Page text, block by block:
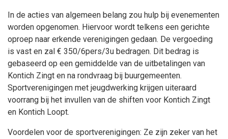
In de acties van algemeen belang zou hulp bij evenementen
worden opgenomen. Hiervoor wordt telkens een gerichte
oproep naar erkende verenigingen gedaan. De vergoeding
is vast en zal € 350/6pers/3u bedragen. Dit bedrag is
gebaseerd op een gemiddelde van de uitbetalingen van
Kontich Zingt en na rondvraag bij buurgemeenten.
Sportverenigingen met jeugdwerking krijgen uiteraard
voorrang bij het invullen van de shiften voor Kontich Zingt
en Kontich Loopt.
Voordelen voor de sportverenigingen: Ze zijn zeker van het